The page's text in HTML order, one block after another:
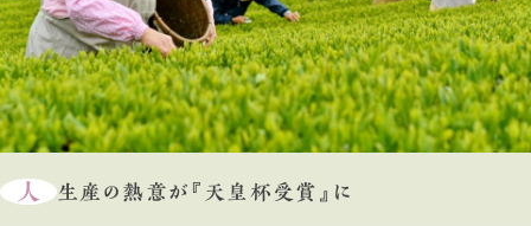
人 生産の熱意が『天皇杯受賞』に